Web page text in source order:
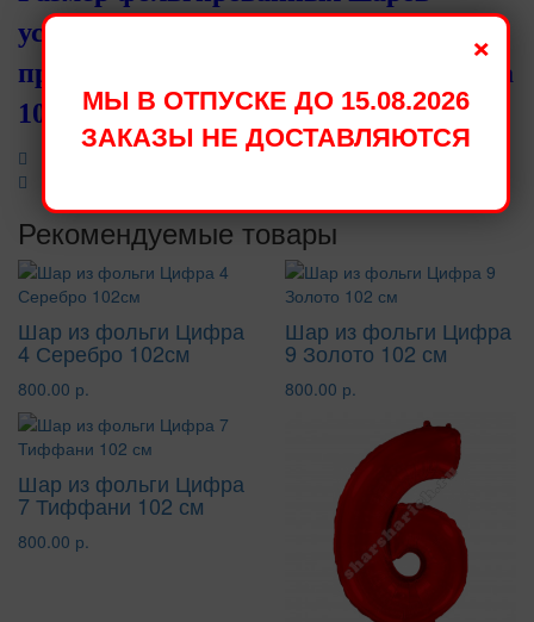
установленный производителями,
при надувании становится меньше на
10 - 15 см.
Рекомендуемые товары
Шар из фольги Цифра
4 Серебро 102см
800.00 р.
Шар из фольги Цифра
9 Золото 102 см
800.00 р.
Шар из фольги Цифра
7 Тиффани 102 см
800.00 р.
×
МЫ В ОТПУСКЕ ДО 15.08.2026
ЗАКАЗЫ НЕ ДОСТАВЛЯЮТСЯ